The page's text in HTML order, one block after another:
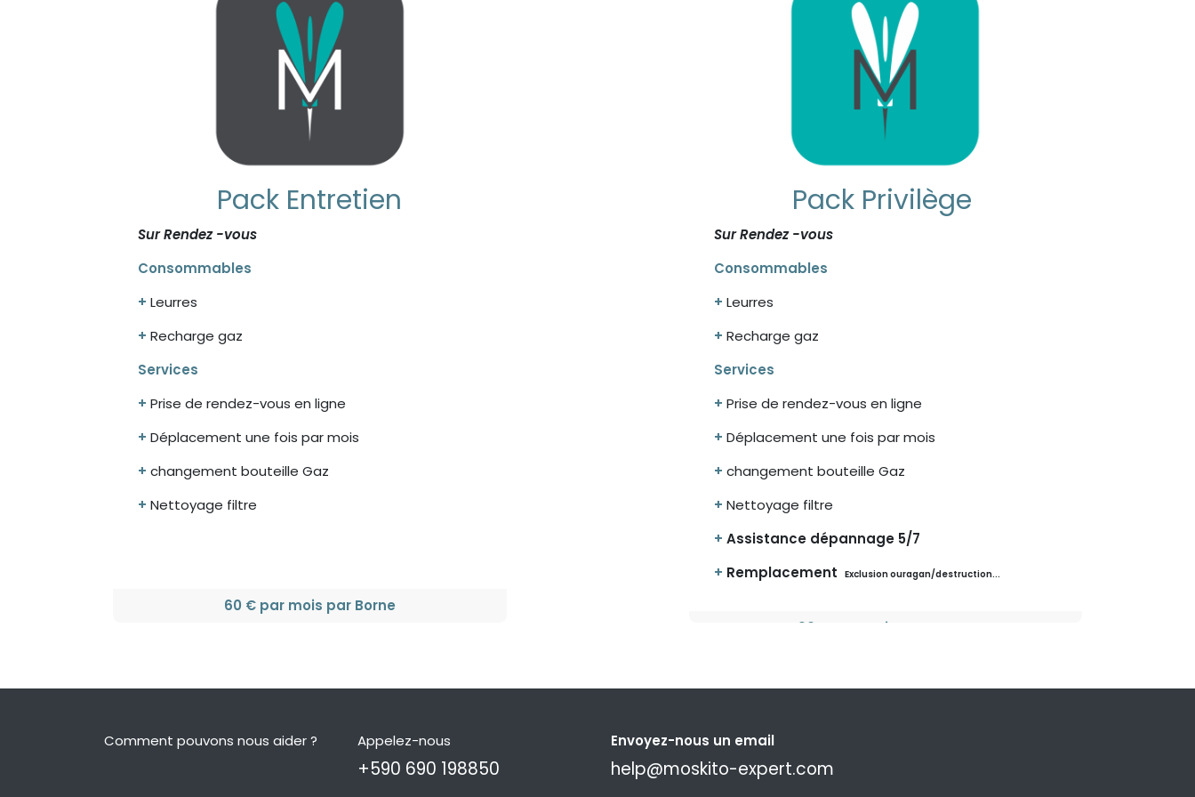
Pack Entretien
Sur Rendez -vous
Consommables
+ Leurres
+ Recharge gaz
Services
+ Prise de rendez-vous en ligne
+ Déplacement une fois par mois
+ changement bouteille Gaz
+ Nettoyage filtre
60 € par mois par Borne
Pack Privilège
Sur Rendez -vous
Consommables
+ Leurres
+ Recharge gaz
Services
+ Prise de rendez-vous en ligne
+ Déplacement une fois par mois
+ changement bouteille Gaz
+ Nettoyage filtre
+ Assistance dépannage 5/7
+ Remplacement Exclusion ouragan/destruction...
90 € par mois par Borne
Comment pouvons nous aider ? Appelez-nous
+590 690 198850
Envoyez-nous un email
help@moskito-expert.com